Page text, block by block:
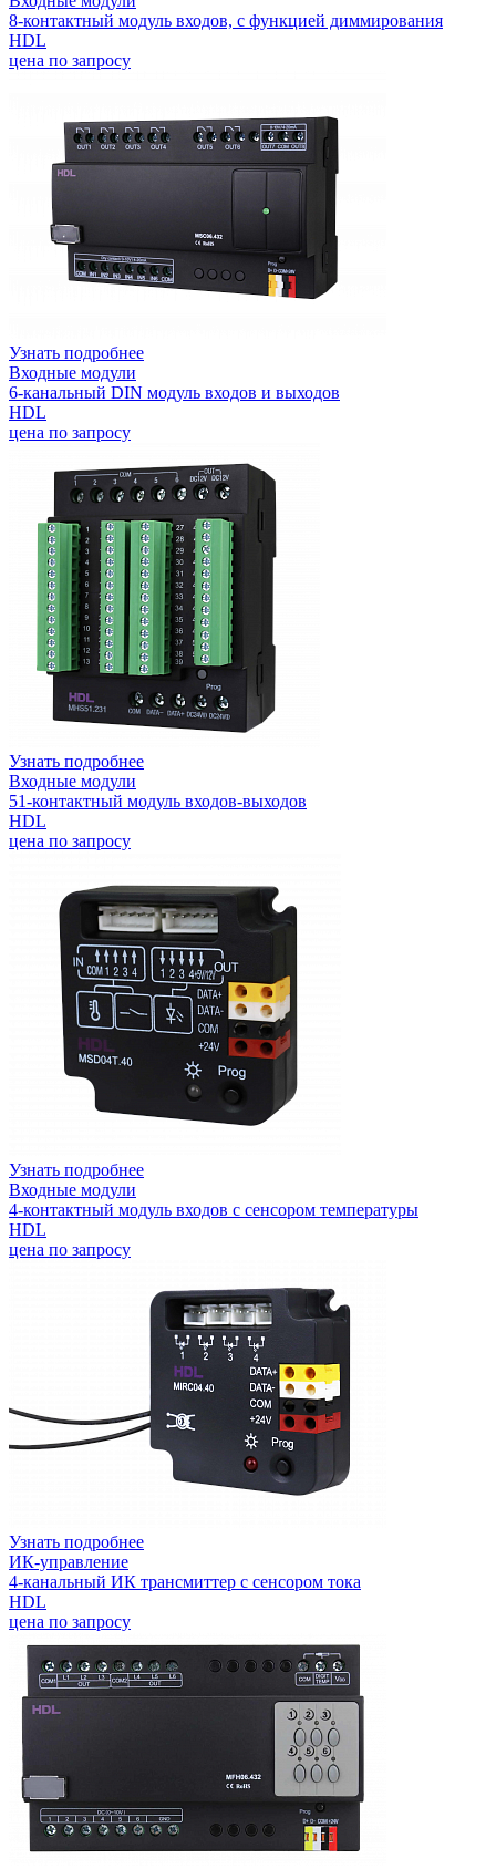
8-контактный модуль входов, с функцией диммирования
HDL
цена по запросу
Узнать подробнее
Входные модули
6-канальный DIN модуль входов и выходов
HDL
цена по запросу
Узнать подробнее
Входные модули
51-контактный модуль входов-выходов
HDL
цена по запросу
Узнать подробнее
Входные модули
4-контактный модуль входов с сенсором температуры
HDL
цена по запросу
Узнать подробнее
ИК-управление
4-канальный ИК трансмиттер с сенсором тока
HDL
цена по запросу